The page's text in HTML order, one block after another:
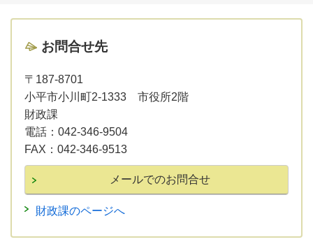
お問合せ先
〒187-8701
小平市小川町2-1333 市役所2階
財政課
電話： 042-346-9504
FAX： 042-346-9513
財政課のページへ